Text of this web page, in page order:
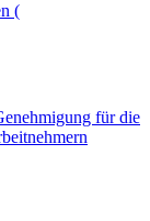
(
für die